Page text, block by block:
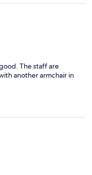
The staff are
another armchair in